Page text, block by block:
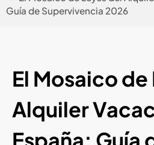
Guía de Supervivencia 2026
El Mosaico
Alquiler
España: Guía